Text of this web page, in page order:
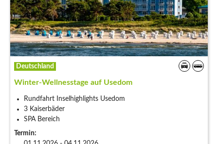
Deutschland
Winter-Wellnesstage auf Usedom
Rundfahrt Inselhighlights Usedom
3 Kaiserbäder
SPA Bereich
Termin: